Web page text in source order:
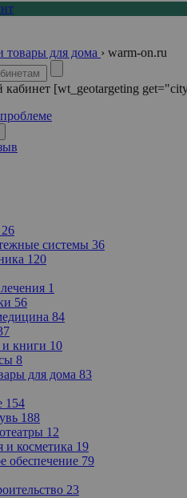
товары для дома › warm-on.ru
[wt_geotargeting
26
системы 36
120
1
56
84
книги 10
8
для дома 83
154
188
12
косметика 19
обеспечение 79
23